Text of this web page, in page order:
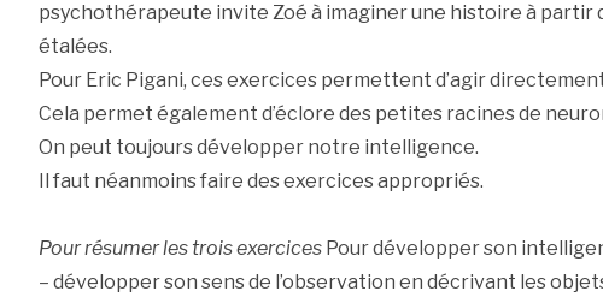
psychothérapeute invite Zoé à imaginer une histoire à partir
étalées.
Pour Eric Pigani, ces exercices permettent d’agir
Cela permet également d’éclore des petites racines de
On peut toujours développer notre intelligence.
Il faut néanmoins faire des exercices appropriés.
Pour résumer les trois exercicesPour développer son
– développer son sens de l’observation en décrivant les